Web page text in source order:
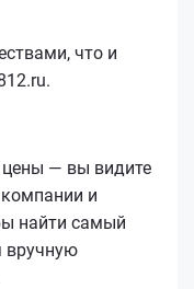
что и
— вы видите
и
найти самый
вручную